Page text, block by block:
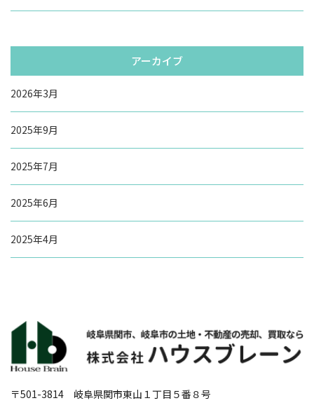
アーカイブ
2026年3月
2025年9月
2025年7月
2025年6月
2025年4月
〒501-3814 岐阜県関市東山１丁目５番８号